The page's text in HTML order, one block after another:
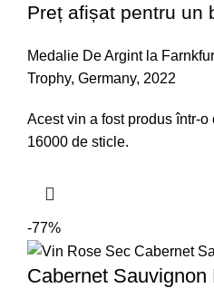
Preț afișat pentru un
Medalie De Argint la
Trophy, Germany, 2022
Acest vin a fost produs într-
16000 de sticle.
-77%
Cabernet Sauvignon